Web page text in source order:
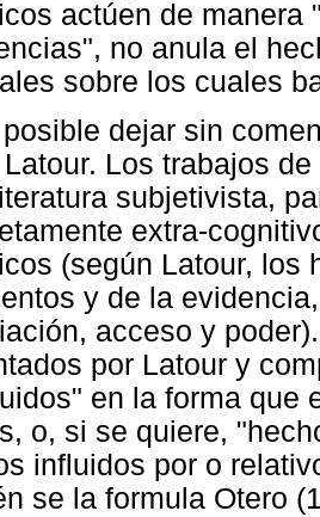
actúen de manera
no anula el
sobre los cuales
dejar sin
Los trabajos
subjetivista,
extra-
(según Latour, los
y de la
acceso y
por Latour y
en la forma que
o, si se quiere,
influidos por o
se la formula Otero